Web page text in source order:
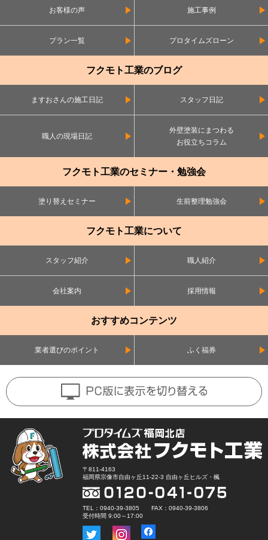
お客様の声 施工事例
プラン一覧 プロタイムズローン
フクモト工業のブログ
ますおさんの施工日記 スタッフ日記
職人の現場日記
外壁塗装にまつわる
お役立ちコラム
フクモト工業のセミナー・勉強会
塗り替えセミナー 生前整理勉強会
フクモト工業について
スタッフ紹介 職人紹介
会社案内 採用情報
おすすめコンテンツ
業者選びのポイント ふく福券
〒811-4163
福岡県宗像市自由ヶ丘11-22-3 自由ヶ丘ヒルズ・楓
TEL：0940-39-3805 FAX：0940-39-3806
受付時間 9:00～17:00